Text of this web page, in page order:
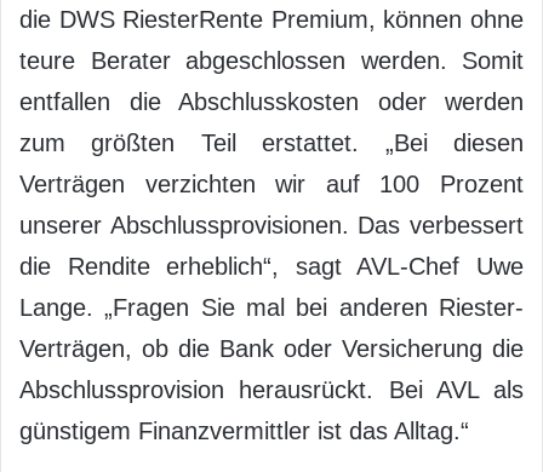
die DWS RiesterRente Premium, können ohne
teure Berater abgeschlossen werden. Somit
entfallen die Abschlusskosten oder werden
zum größten Teil erstattet. „Bei diesen
Verträgen verzichten wir auf 100 Prozent
unserer Abschlussprovisionen. Das verbessert
die Rendite erheblich“, sagt AVL-Chef Uwe
Lange. „Fragen Sie mal bei anderen Riester-
Verträgen, ob die Bank oder Versicherung die
Abschlussprovision herausrückt. Bei AVL als
günstigem Finanzvermittler ist das Alltag.“